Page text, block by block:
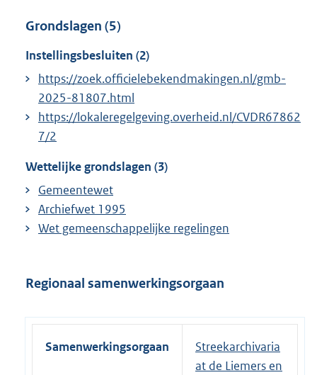
Grondslagen (5)
Instellingsbesluiten (2)
https://zoek.officielebekendmakingen.nl/gmb-
2025-81807.html
https://lokaleregelgeving.overheid.nl/CVDR67862
7/2
Wettelijke grondslagen (3)
Gemeentewet
Archiefwet 1995
Wet gemeenschappelijke regelingen
Regionaal samenwerkingsorgaan
Samenwerkingsorgaan
Streekarchivaria
at de Liemers en